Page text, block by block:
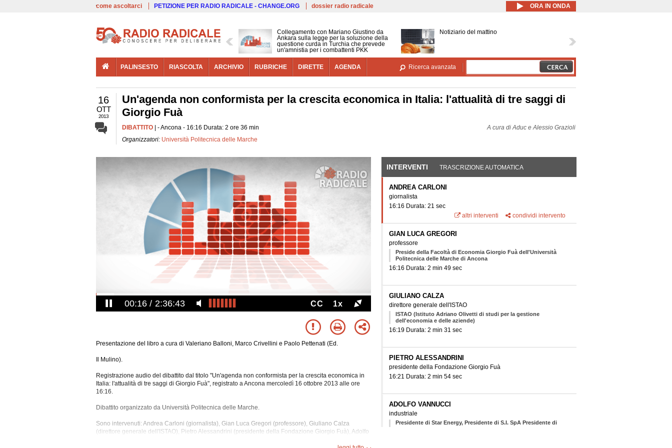
Salta al contenuto principale
come ascoltarci PETIZIONE PER RADIO RADICALE - CHANGE.ORG dossier radio radicale ORA IN ONDA
Collegamento con Mariano Giustino da
Ankara sulla legge per la soluzione della
questione curda in Turchia che prevede
un'amnistia per i combattenti PKK
Notiziario del mattino
PALINSESTO RIASCOLTA ARCHIVIO RUBRICHE DIRETTE AGENDA Ricerca avanzata
16
OTT
2013
Un'agenda non conformista per la crescita economica in Italia: l'attualità di tre saggi di
Giorgio Fuà
DIBATTITO | - Ancona - 16:16 Durata: 2 ore 36 min A cura diAduc e Alessio Grazioli
Organizzatori: Università Politecnica delle Marche
00:17 2:36:43 CC 1x
Presentazione del libro a cura di Valeriano Balloni, Marco Crivellini e Paolo Pettenati (Ed.
Il Mulino).
Registrazione audio del dibattito dal titolo "Un'agenda non conformista per la crescita economica in
Italia: l'attualità di tre saggi di Giorgio Fuà", registrato a Ancona mercoledì 16 ottobre 2013 alle ore
16:16.
Dibattito organizzato da Università Politecnica delle Marche.
Sono intervenuti: Andrea Carloni (giornalista), Gian Luca Gregori (professore), Giuliano Calza
(direttore generale dell'ISTAO), Pietro Alessandrini (presidente della Fondazione Giorgio Fuà), Adolfo
INTERVENTI (SCHEDA ATTIVA)
TRASCRIZIONE AUTOMATICA
ANDREA CARLONI
giornalista
16:16 Durata: 21 sec
altri interventi
condividi intervento
GIAN LUCA GREGORI
professore
Preside della Facoltà di Economia Giorgio Fuà dell'Università
Politecnica delle Marche di Ancona
16:16 Durata: 2 min 49 sec
GIULIANO CALZA
direttore generale dell'ISTAO
ISTAO (Istituto Adriano Olivetti di studi per la gestione
dell'economia e delle aziende)
16:19 Durata: 2 min 31 sec
PIETRO ALESSANDRINI
presidente della Fondazione Giorgio Fuà
16:21 Durata: 2 min 54 sec
ADOLFO VANNUCCI
industriale
Presidente di Star Energy, Presidente di S.I. SpA Presidente di